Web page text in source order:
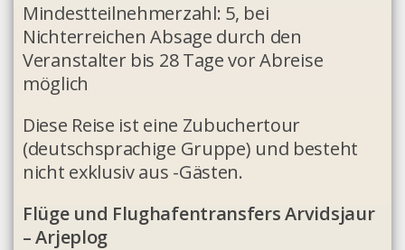
Mindestteilnehmerzahl: 5, bei
Nichterreichen Absage durch den
Veranstalter bis 28 Tage vor Abreise
möglich
Diese Reise ist eine Zubuchertour
(deutschsprachige Gruppe) und besteht
nicht exklusiv aus -Gästen.
Flüge und Flughafentransfers Arvidsjaur
– Arjeplog